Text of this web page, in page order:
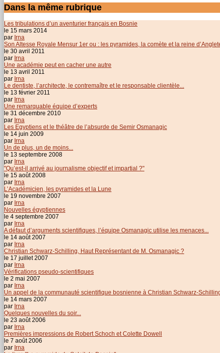
Dans la même rubrique
Les tribulations d’un aventurier français en Bosnie
le 15 mars 2014
par Irna
Son Altesse Royale Mensur 1er ou : les pyramides, la comète et la reine
le 30 avril 2011
par Irna
Une académie peut en cacher une autre
le 13 avril 2011
par Irna
Le dentiste, l’architecte, le contremaître et le responsable clientèle...
le 13 février 2011
par Irna
Une remarquable équipe d’experts
le 31 décembre 2010
par Irna
Les Egyptiens et le théâtre de l’absurde de Semir Osmanagic
le 14 juin 2009
par Irna
Un de plus, un de moins...
le 13 septembre 2008
par Irna
"Qu’est-il arrivé au journalisme objectif et impartial ?"
le 15 août 2008
par Irna
L’Académicien, les pyramides et la Lune
le 19 novembre 2007
par Irna
Nouvelles égyptiennes
le 4 septembre 2007
par Irna
A défaut d’arguments scientifiques, l’équipe Osmanagic utilise les menaces...
le 14 août 2007
par Irna
Christian Schwarz-Schilling, Haut Représentant de M. Osmanagic ?
le 17 juillet 2007
par Irna
Vérifications pseudo-scientifiques
le 2 mai 2007
par Irna
Un appel de la communauté scientifique bosnienne à Christian Schwarz-
le 14 mars 2007
par Irna
Quelques nouvelles du soir...
le 23 août 2006
par Irna
Premières impressions de Robert Schoch et Colette Dowell
le 7 août 2006
par Irna